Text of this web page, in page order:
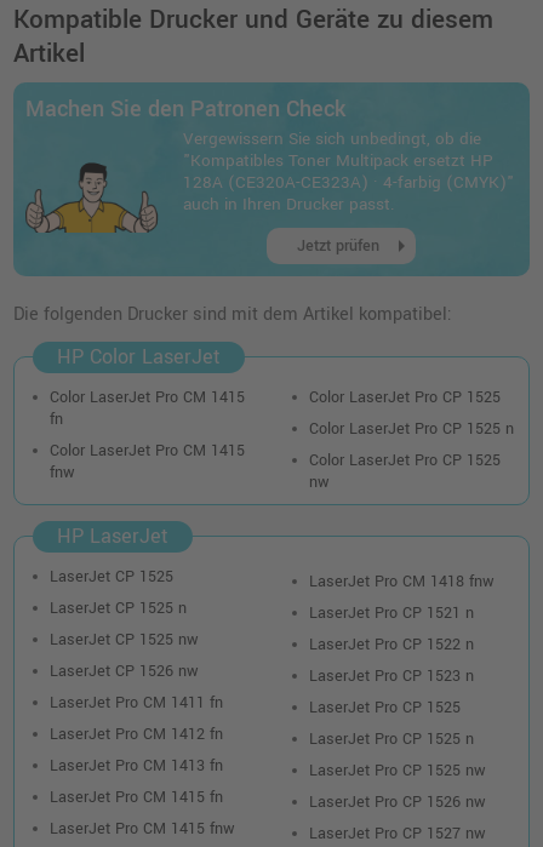
Kompatible Drucker und Geräte zu diesem
Artikel
Machen Sie den Patronen Check
Vergewissern Sie sich unbedingt, ob die
"Kompatibles Toner Multipack ersetzt HP
128A (CE320A-CE323A) · 4-farbig (CMYK)"
auch in Ihren Drucker passt.
Jetzt prüfen arrow_right
Die folgenden Drucker sind mit dem Artikel kompatibel:
HP Color LaserJet
Color LaserJet Pro CM 1415
fn
Color LaserJet Pro CM 1415
fnw
Color LaserJet Pro CP 1525
Color LaserJet Pro CP 1525 n
Color LaserJet Pro CP 1525
nw
HP LaserJet
LaserJet CP 1525
LaserJet CP 1525 n
LaserJet CP 1525 nw
LaserJet CP 1526 nw
LaserJet Pro CM 1411 fn
LaserJet Pro CM 1412 fn
LaserJet Pro CM 1413 fn
LaserJet Pro CM 1415 fn
LaserJet Pro CM 1415 fnw
LaserJet Pro CM 1418 fnw
LaserJet Pro CP 1521 n
LaserJet Pro CP 1522 n
LaserJet Pro CP 1523 n
LaserJet Pro CP 1525
LaserJet Pro CP 1525 n
LaserJet Pro CP 1525 nw
LaserJet Pro CP 1526 nw
LaserJet Pro CP 1527 nw